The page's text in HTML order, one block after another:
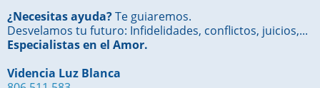
¿Necesitas ayuda?Te guiaremos.
Desvelamos tu futuro: Infidelidades, conflictos, juicios,...
Especialistas en el Amor.
Videncia Luz Blanca